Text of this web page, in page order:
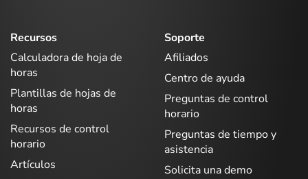
Recursos
Calculadora de hoja de
horas
Plantillas de hojas de
horas
Recursos de control
horario
Artículos
Soporte
Afiliados
Centro de ayuda
Preguntas de control
horario
Preguntas de tiempo y
asistencia
Solicita una demo